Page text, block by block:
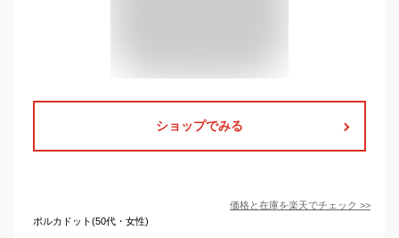
ショップでみる
価格と在庫を楽天でチェック >>
ポルカドット(50代・女性)